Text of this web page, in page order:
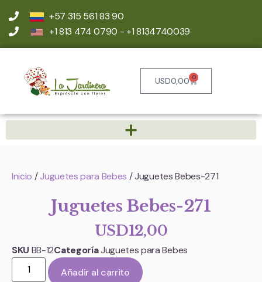
+57 315 561 83 90
+1 813 474 0790 - +1 8134740039
USD0,00 0
Inicio /Juguetes para Bebes / Juguetes Bebes-271
Juguetes Bebes-271
USD12,00
SKU BB-12CategoríaJuguetes para Bebes
Añadir al carrito